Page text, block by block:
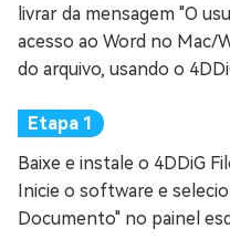
livrar da mensagem "O
acesso ao Word no Mac/
do arquivo, usando o
Baixe e instale o 4DDiG
Inicie o software e
Documento" no painel